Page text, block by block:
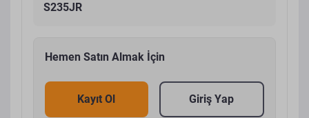
S235JR
Hemen Satın Almak İçin
Kayıt Ol Giriş Yap